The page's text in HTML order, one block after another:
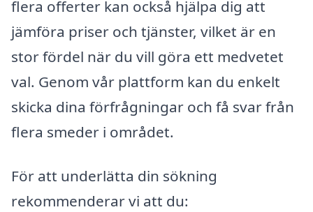
flera offerter kan också hjälpa dig att
jämföra priser och tjänster, vilket är en
stor fördel när du vill göra ett medvetet
val. Genom vår plattform kan du enkelt
skicka dina förfrågningar och få svar från
flera smeder i området.
För att underlätta din sökning
rekommenderar vi att du: